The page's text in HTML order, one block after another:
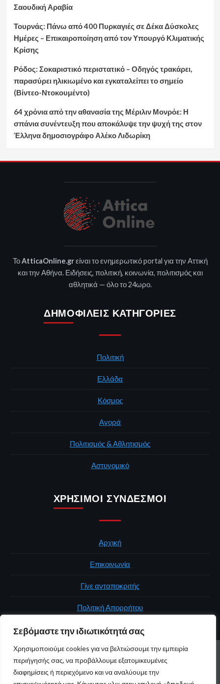
Σεβόμαστε την ιδιωτικότητά σας
Χρησιμοποιούμε cookies για να βελτιώσουμε την εμπειρία
περιήγησής σας, να προβάλλουμε εξατομικευμένες
διαφημίσεις ή περιεχόμενο και να αναλύουμε την
Σαουδική Αραβία
Τουρνάς: Πάνω από 400 Πυρκαγιές σε Δέκα Δύσκολες
Ημέρες – Επικαιροποίηση από τον Υπουργό Κλιματικής
Κρίσης
Ρόδος: Σοκαριστικό περιστατικό – Οδηγός τρακάρει,
παρασύρει ηλικιωμένο και εγκαταλείπει το σημείο
(Βίντεο-Ντοκουμέντο)
64 χρόνια από την αθανασία της Μέριλιν Μονρόε: Η
σπάνια συνέντευξη που αποκάλυψε την ψυχή της στον
Έλληνα δημοσιογράφο Αλέκο Λιδωρίκη
ΤοAtticaOnline.grείναι το ενημερωτικό portal για την Αττική
και την Αθήνα. Ειδήσεις, πολιτική, κοινωνία, πολιτισμός και
αθλητικά — όλο το 24ωρο.
ΔΗΜΟΦΙΛΕΊΣ ΚΑΤΗΓΟΡΊΕΣ
Πολιτική
Ελλάδα
Κόσμος
Αγορά
Πολιτισμός & Αθλητισμός
Αστυνομικό
ΧΡΉΣΙΜΟΙ ΣΎΝΔΕΣΜΟΙ
Αρχική
Επικοινωνία
Γίνε ανταποκριτής
Πολιτική Απορρήτου
ΑΡΧΙΚΉ ΠΟΛΙΤΙΚΉ ΕΛΛΆΔΑ ΚΌΣΜΟΣ
ΕΠΙΚΟΙΝΩΝΊΑ